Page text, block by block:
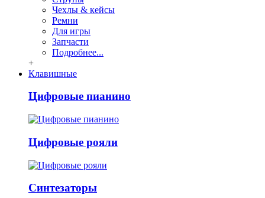
Чехлы & кейсы
Ремни
Для игры
Запчасти
Подробнее...
+
Клавишные
Цифровые пианино
Цифровые рояли
Синтезаторы